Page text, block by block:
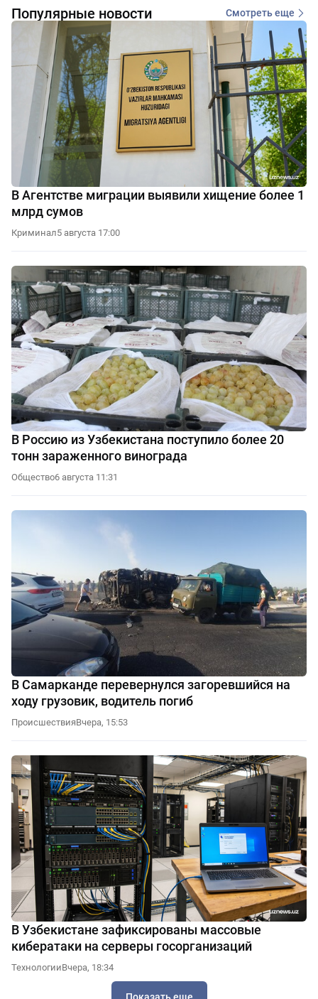
Популярные новости Смотреть еще
В Агентстве миграции выявили хищение более 1
млрд сумов
Криминал5 августа 17:00
В Россию из Узбекистана поступило более 20
тонн зараженного винограда
Общество6 августа 11:31
В Самарканде перевернулся загоревшийся на
ходу грузовик, водитель погиб
ПроисшествияВчера, 15:53
В Узбекистане зафиксированы массовые
кибератаки на серверы госорганизаций
ТехнологииВчера, 18:34